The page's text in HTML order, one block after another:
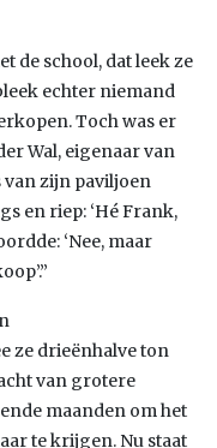
de school, dat leek ze
echter niemand
Toch was er
Wal, eigenaar van
van zijn paviljoen
en riep: ‘Hé Frank,
‘Nee, maar
ze drieënhalve ton
van grotere
maanden om het
te krijgen. Nu staat